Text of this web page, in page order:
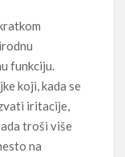
funkciju.
koji, kada se
iritacije,
troši više
na